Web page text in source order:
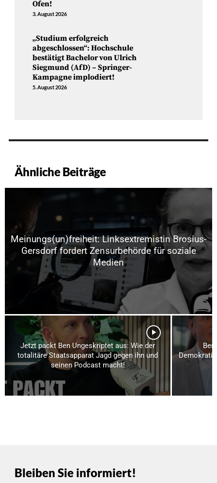
Ofen!
3. August 2026
„Studium erfolgreich
abgeschlossen“: Hochschule
bestätigt Bachelor von Ulrich
Siegmund (AfD) – Springer-
Kampagne implodiert!
5. August 2026
Ähnliche Beiträge
Meinungs(un)freiheit: Linksextremistin Brosius-
Gersdorf fordert Zensurbehörde für soziale
Medien
Jetzt packt Ben Ungeskriptet aus: Wie der
totalitäre Staatsapparat Jagd gegen ihn und
seinen Podcast macht!
Bleiben Sie informiert!